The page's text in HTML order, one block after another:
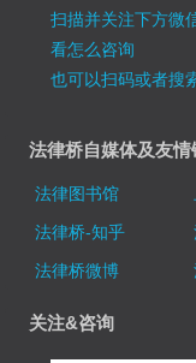
扫描并关注下方微
看怎么咨询
也可以扫码或者搜
法律桥自媒体及友情
法律图书馆
法律桥-知乎
法律桥微博
关注&咨询